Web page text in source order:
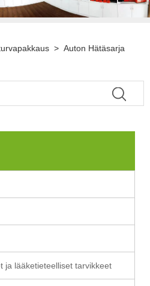
> Auton Hätäsarja
ja lääketieteelliset tarvikkeet